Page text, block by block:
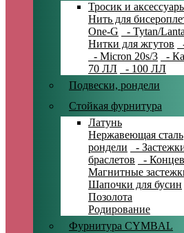
Тросик и
Нить для
One-G
- Tytan/
Нитки для жгутов
- Micron 20s/3
-
70 ЛЛ
- 100 ЛЛ
Подвески, рондели
Стойкая фурнитура
Латунь
Нержавеющая сталь
рондели
-
браслетов
-
Магнитные
Шапочки для бусин
Позолота
Родирование
Фурнитура CYMBAL